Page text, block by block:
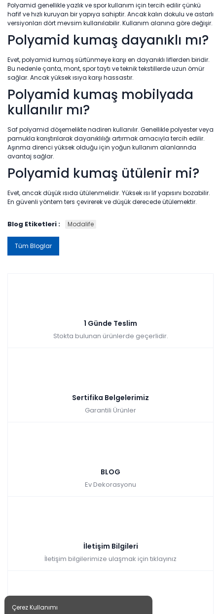
Polyamid genellikle yazlık ve spor kullanım için tercih edilir çünkü
hafif ve hızlı kuruyan bir yapıya sahiptir. Ancak kalın dokulu ve astarlı
versiyonları dört mevsim kullanılabilir. Kullanım alanına göre değişir.
Polyamid kumaş dayanıklı mı?
Evet, polyamid kumaş sürtünmeye karşı en dayanıklı liflerden biridir.
Bu nedenle çanta, mont, spor taytı ve teknik tekstillerde uzun ömür
sağlar. Ancak yüksek ısıya karşı hassastır.
Polyamid kumaş mobilyada
kullanılır mı?
Saf polyamid döşemelikte nadiren kullanılır. Genellikle polyester veya
pamukla karıştırılarak dayanıklılığı artırmak amacıyla tercih edilir.
Aşınma direnci yüksek olduğu için yoğun kullanım alanlarında
avantaj sağlar.
Polyamid kumaş ütülenir mi?
Evet, ancak düşük ısıda ütülenmelidir. Yüksek ısı lif yapısını bozabilir.
En güvenli yöntem ters çevirerek ve düşük derecede ütülemektir.
Blog Etiketleri : Modalife
Tüm Bloglar
1 Günde Teslim
Stokta bulunan ürünlerde geçerlidir.
Sertifika Belgelerimiz
Garantili Ürünler
BLOG
Ev Dekorasyonu
İletişim Bilgileri
İletişim bilgilerimize ulaşmak için tıklayınız
Çerez Kullanımı